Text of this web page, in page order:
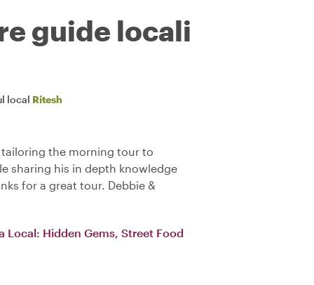
guide locali
local Ritesh
the morning tour to
sharing his in depth knowledge
for a great tour. Debbie &
Local: Hidden Gems, Street Food